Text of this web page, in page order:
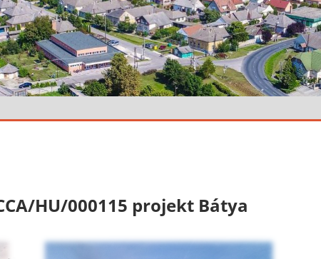
HU/000115 projekt Bátya